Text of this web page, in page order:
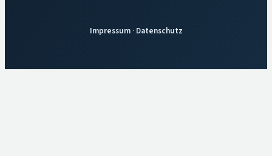
Impressum· Datenschutz